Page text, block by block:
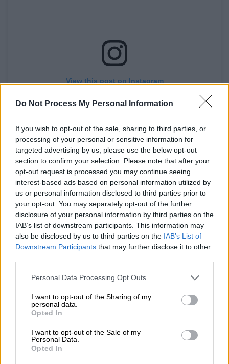
Do Not Process My Personal Information
If you wish to opt-out of the sale, sharing to third parties, or
processing of your personal or sensitive information for
targeted advertising by us, please use the below opt-out
section to confirm your selection. Please note that after your
opt-out request is processed you may continue seeing
interest-based ads based on personal information utilized by
us or personal information disclosed to third parties prior to
your opt-out. You may separately opt-out of the further
disclosure of your personal information by third parties on the
IAB’s list of downstream participants. This information may
also be disclosed by us to third parties on the IAB’s List of
Downstream Participants that may further disclose it to other
Please note that this website/app uses one or more Google
not limited to your visit or usage behaviour. You may click to
grant or deny consent to Google and its third-party tags to
use your data for below specified purposes in below Google
consent section.
Personal Data Processing Opt Outs
I want to opt-out of the Sharing of my
personal data.
Opted In
I want to opt-out of the Sale of my
Personal Data.
Opted In
View this post on Instagram
«Έθιξε τη θρησκευτική μου
συνείδηση» - Η μήνυση Καμπούρη
Σύμφωνα με τα όσα έχουν γίνει γνωστά, ο
Πέτρος Τατσόπουλοςσυνελήφθη μετά από
μήνυσητου παρουσιαστήΦίλιππου
Καμπούρη, την οποία ο τελευταίος έκανε
γνωστή, με μία ανάρτηση στο Facebook.
«Πριν από λίγο κατέθεσα μηνυτήρια αναφορά
στο αστυνομικό τμήμα Ομόνοιας κατά του
κυρίου Πέτρου Τατσόπουλου για εξύβριση,
δυσφήμιση και συκοφαντική δυσφήμιση κατα
του προσώπου μου. Ο συγκεκριμένος έθιξε